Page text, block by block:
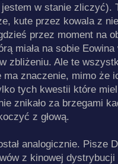
jestem w stanie zliczyć).
kute przez kowala z
przez moment na
miała na sobie
zbliżeniu. Ale te
ma znaczenie, mimo że
tych kwestii które
znikało za brzegami
z głową.
analogicznie. Pisze
z kinowej dystrybucji